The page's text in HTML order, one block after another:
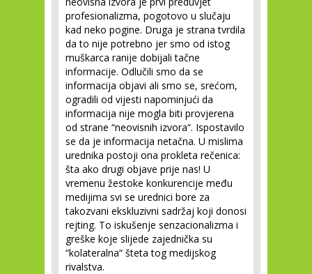
profesionalizma, pogotovo u slučaju
kad neko pogine. Druga je strana tvrdila
da to nije potrebno jer smo od istog
muškarca ranije dobijali tačne
informacije. Odlučili smo da se
informacija objavi ali smo se, srećom,
ogradili od vijesti napominjući da
informacija nije mogla biti provjerena
od strane “neovisnih izvora“. Ispostavilo
se da je informacija netačna. U mislima
urednika postoji ona prokleta rečenica:
šta ako drugi objave prije nas! U
vremenu žestoke konkurencije među
medijima svi se urednici bore za
takozvani ekskluzivni sadržaj koji donosi
rejting. To iskušenje senzacionalizma i
greške koje slijede zajednička su
“kolateralna“ šteta tog medijskog
rivalstva.